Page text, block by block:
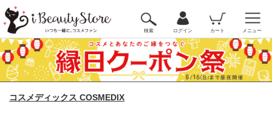
検索 ログイン カート メニュー
コスメディックス COSMEDIX